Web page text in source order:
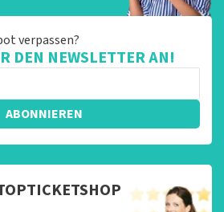
verpassen?
DEN NEWSLETTER AN!
ABONNIEREN